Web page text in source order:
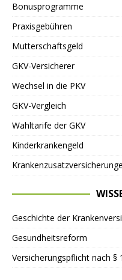
Bonusprogramme
Praxisgebühren
Mutterschaftsgeld
GKV-Versicherer
Wechsel in die PKV
GKV-Vergleich
Wahltarife der GKV
Kinderkrankengeld
Geschichte der
Gesundheitsreform
Versicherungspflicht nach §